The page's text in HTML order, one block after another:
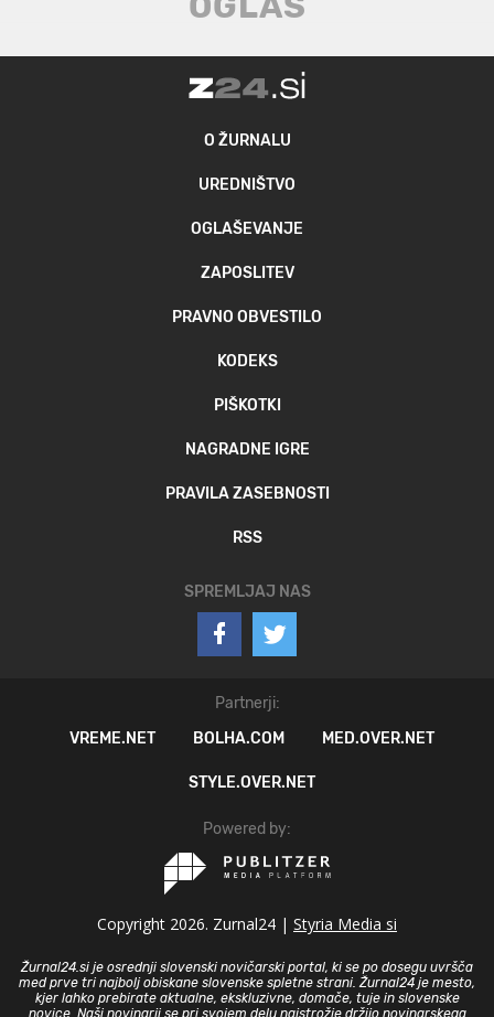
O ŽURNALU
UREDNIŠTVO
OGLAŠEVANJE
ZAPOSLITEV
PRAVNO OBVESTILO
KODEKS
PIŠKOTKI
NAGRADNE IGRE
PRAVILA ZASEBNOSTI
RSS
SPREMLJAJ NAS
Partnerji:
VREME.NET
BOLHA.COM MED.OVER.NET
STYLE.OVER.NET
Powered by:
Copyright 2026. Zurnal24 | Styria Media si
Žurnal24.si je osrednji slovenski novičarski portal, ki se po dosegu uvršča
med prve tri najbolj obiskane slovenske spletne strani. Žurnal24 je mesto,
kjer lahko prebirate aktualne, ekskluzivne, domače, tuje in slovenske
novice. Naši novinarji se pri svojem delu najstrožje držijo novinarskega